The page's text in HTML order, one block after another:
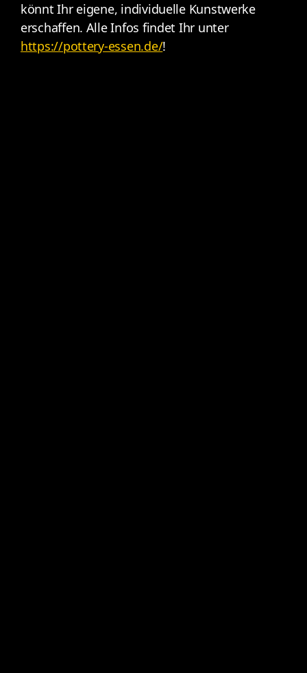
könnt Ihr eigene, individuelle Kunstwerke
erschaffen. Alle Infos findet Ihr unter
https://pottery-essen.de/!